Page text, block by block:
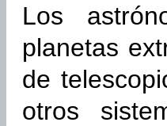
Los
planetas
de
otros